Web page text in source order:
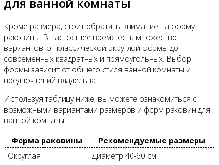
для ванной комнаты
Кроме размера, стоит обратить внимание на форму
раковины. В настоящее время есть множество
вариантов: от классической округлой формы до
современных квадратных и прямоугольных. Выбор
формы зависит от общего стиля ванной комнаты и
предпочтений владельца.
Используя таблицу ниже, вы можете ознакомиться с
возможными вариантами размеров и форм раковин для
ванной комнаты:
Форма раковины
Рекомендуемые размеры
Округлая
Диаметр 40-60 см